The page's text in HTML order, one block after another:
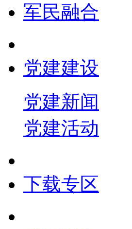
军民融合
党建建设
党建新闻
党建活动
下载专区